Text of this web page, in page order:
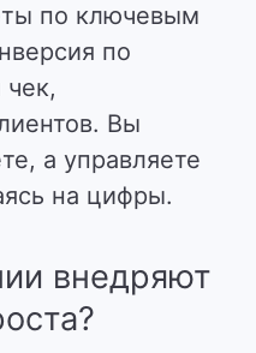
по ключевым
по
Вы
а управляете
на цифры.
внедряют